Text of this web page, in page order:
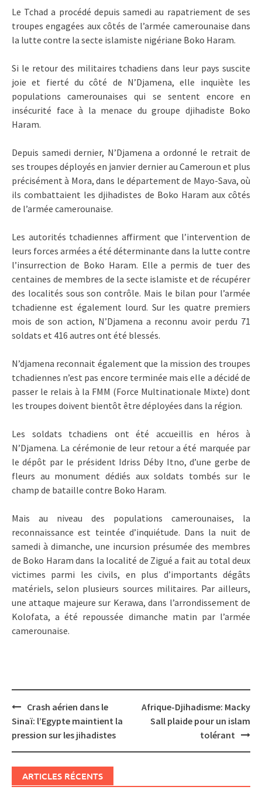
Le Tchad a procédé depuis samedi au rapatriement de ses
troupes engagées aux côtés de l’armée camerounaise dans
la lutte contre la secte islamiste nigériane Boko Haram.
Si le retour des militaires tchadiens dans leur pays suscite
joie et fierté du côté de N’Djamena, elle inquiète les
populations camerounaises qui se sentent encore en
insécurité face à la menace du groupe djihadiste Boko
Haram.
Depuis samedi dernier, N’Djamena a ordonné le retrait de
ses troupes déployés en janvier dernier au Cameroun et plus
précisément à Mora, dans le département de Mayo-Sava, où
ils combattaient les djihadistes de Boko Haram aux côtés
de l’armée camerounaise.
Les autorités tchadiennes affirment que l’intervention de
leurs forces armées a été déterminante dans la lutte contre
l’insurrection de Boko Haram. Elle a permis de tuer des
centaines de membres de la secte islamiste et de récupérer
des localités sous son contrôle. Mais le bilan pour l’armée
tchadienne est également lourd. Sur les quatre premiers
mois de son action, N’Djamena a reconnu avoir perdu 71
soldats et 416 autres ont été blessés.
N’djamena reconnait également que la mission des troupes
tchadiennes n’est pas encore terminée mais elle a décidé de
passer le relais à la FMM (Force Multinationale Mixte) dont
les troupes doivent bientôt être déployées dans la région.
Les soldats tchadiens ont été accueillis en héros à
N’Djamena. La cérémonie de leur retour a été marquée par
le dépôt par le président Idriss Déby Itno, d’une gerbe de
fleurs au monument dédiés aux soldats tombés sur le
champ de bataille contre Boko Haram.
Mais au niveau des populations camerounaises, la
reconnaissance est teintée d’inquiétude. Dans la nuit de
samedi à dimanche, une incursion présumée des membres
de Boko Haram dans la localité de Zigué a fait au total deux
victimes parmi les civils, en plus d’importants dégâts
matériels, selon plusieurs sources militaires. Par ailleurs,
une attaque majeure sur Kerawa, dans l’arrondissement de
Kolofata, a été repoussée dimanche matin par l’armée
camerounaise.
Post
navigation
Crash aérien dans le
Sinaï: l’Egypte maintient la
pression sur les jihadistes
Afrique-Djihadisme: Macky
Sall plaide pour un islam
tolérant
ARTICLES RÉCENTS